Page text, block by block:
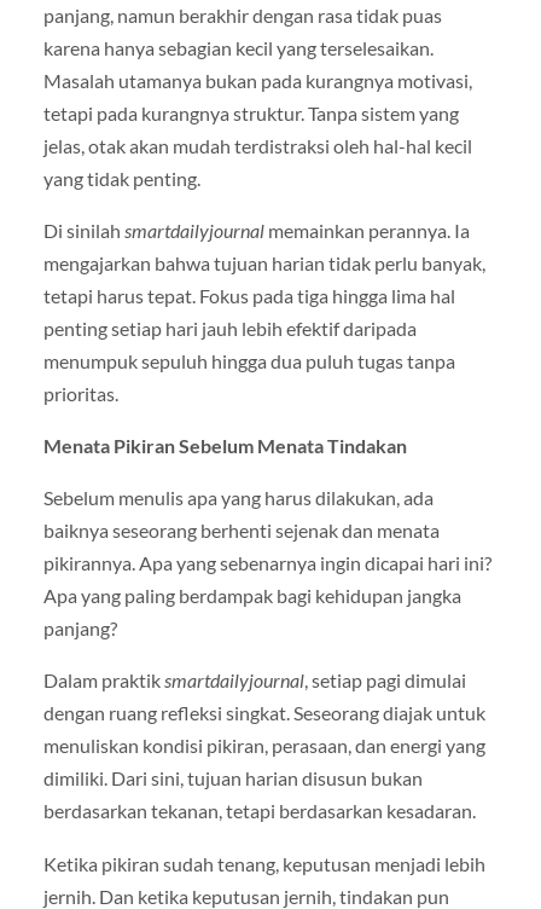
panjang, namun berakhir dengan rasa tidak puas
karena hanya sebagian kecil yang terselesaikan.
Masalah utamanya bukan pada kurangnya motivasi,
tetapi pada kurangnya struktur. Tanpa sistem yang
jelas, otak akan mudah terdistraksi oleh hal-hal kecil
yang tidak penting.
Di sinilah smartdailyjournalmemainkan perannya. Ia
mengajarkan bahwa tujuan harian tidak perlu banyak,
tetapi harus tepat. Fokus pada tiga hingga lima hal
penting setiap hari jauh lebih efektif daripada
menumpuk sepuluh hingga dua puluh tugas tanpa
prioritas.
Menata Pikiran Sebelum Menata Tindakan
Sebelum menulis apa yang harus dilakukan, ada
baiknya seseorang berhenti sejenak dan menata
pikirannya. Apa yang sebenarnya ingin dicapai hari ini?
Apa yang paling berdampak bagi kehidupan jangka
panjang?
Dalam praktiksmartdailyjournal, setiap pagi dimulai
dengan ruang refleksi singkat. Seseorang diajak untuk
menuliskan kondisi pikiran, perasaan, dan energi yang
dimiliki. Dari sini, tujuan harian disusun bukan
berdasarkan tekanan, tetapi berdasarkan kesadaran.
Ketika pikiran sudah tenang, keputusan menjadi lebih
jernih. Dan ketika keputusan jernih, tindakan pun